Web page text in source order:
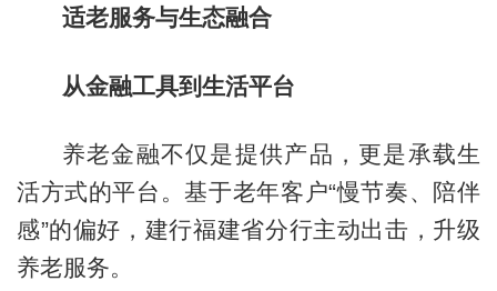
适老服务与生态融合
从金融工具到生活平台
养老金融不仅是提供产品，更是承载生
活方式的平台。基于老年客户“慢节奏、陪伴
感”的偏好，建行福建省分行主动出击，升级
养老服务。